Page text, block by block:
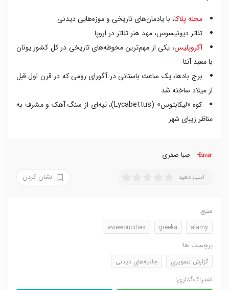
محله پلاکا، با یادمان‌های تاریخی و موزه‌هایی دیدنی
تئاتر دیونیسوس، مهد هنر تئاتر در اروپا
آکروپلیس، یکی از مهم‌ترین محوطه‌های تاریخی در کل کشور یونان
با معبد آتنا
برج بادها، یک ساعت باستانی در آگورای رومی که در قرن اول قبل
از میلاد ساخته شد
کوه «لیکابِتوس» (Lycabettus)، تپه‌ای از سنگ آهک و مشرف به
مناظر زیبای شهر
صبا صفری
امتیاز دهید نشان کردن
منبع:
alamy
greeka
aviewoncities
برچسب ها:
گزارش تصویری جاذبه‌های دیدنی
اشتراک‌گذاری: